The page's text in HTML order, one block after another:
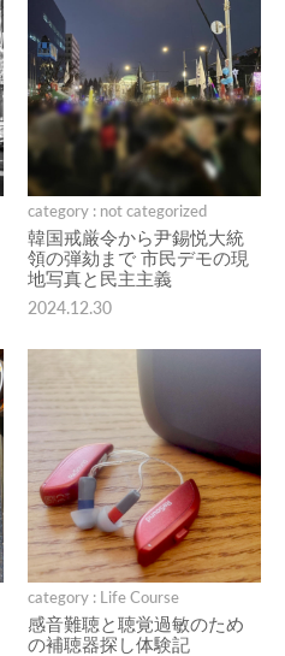
category : not categorized
韓国戒厳令から尹錫悦大統
領の弾劾まで 市民デモの現
地写真と民主主義
2024.12.30
category : Life Course
感音難聴と聴覚過敏のため
の補聴器探し体験記